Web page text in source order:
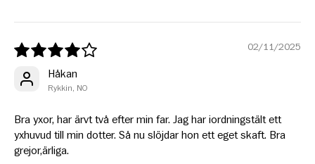
02/11/2025
Håkan
Rykkin, NO
Bra yxor, har ärvt två efter min far. Jag har iordningstält ett
yxhuvud till min dotter. Så nu slöjdar hon ett eget skaft. Bra
grejor,ärliga.